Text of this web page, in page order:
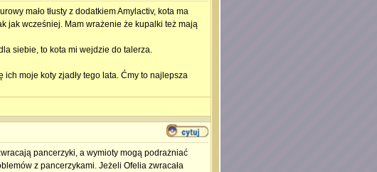
mało tłusty z dodatkiem Amylactiv, kota ma
jak wcześniej. Mam wrażenie że kupalki też mają
siebie, to kota mi wejdzie do talerza.
ich moje koty zjadły tego lata. Ćmy to najlepsza
pancerzyki, a wymioty mogą podrażniać
z pancerzykami. Jeżeli Ofelia zwracała